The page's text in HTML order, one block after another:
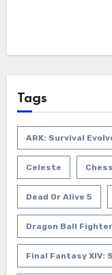
Tags
ARK: Survival
Celeste Chess
Dead Or Alive 5
Dragon Ball
Final Fantasy XIV: